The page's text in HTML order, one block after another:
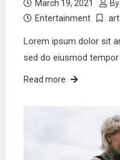
March 19, 2021
Entertainment
art
Lorem ipsum dolor sit
sed do eiusmod
Read more